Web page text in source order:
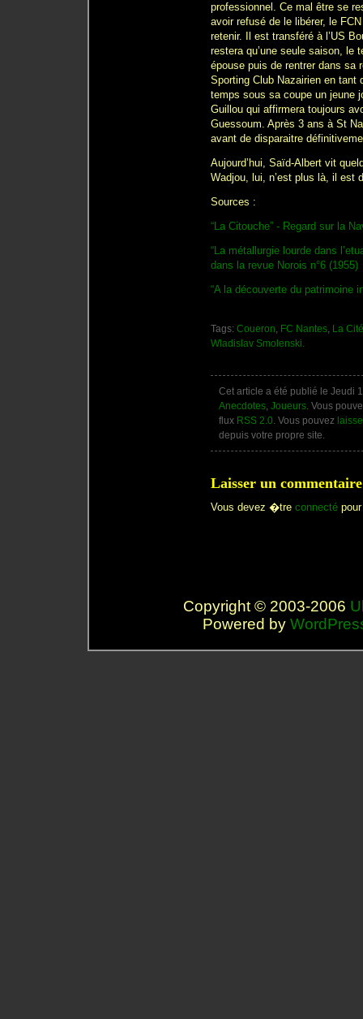
professionnel. Ce mal être se
avoir refusé de le libérer, le
retenir. Il est transféré à l’US
restera qu’une seule saison, le
épouse puis de rentrer dans sa
Sporting Club Nazairien en tant
temps sous sa coupe un jeune
Guillou qui affirmera toujours
Guessoum. Après 3 ans à St
avant de disparaitre
Aujourd’hui, Saïd-Albert vit
Wadjou, lui, n’est plus là, il est
Sources :
“La Citouche” - Regard sur la
“La métallurgie lourde dans
dans la revue Norois n°6 (1955)
“A la découverte du patrimoine
Tags: Coueron, FC Nantes, La
Wladislav Smolenski.
Cet article a été publié le Jeudi
Anecdotes, Joueurs. Vous
flux RSS 2.0. Vous pouvez
depuis votre propre site.
Laisser un commentaire
Vous devez �tre connecté
Copyright © 2003-2006
Powered by